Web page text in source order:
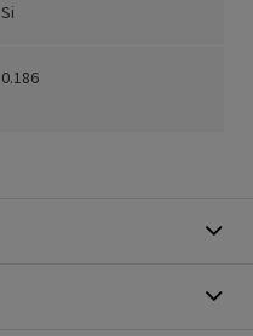
Si
0.186